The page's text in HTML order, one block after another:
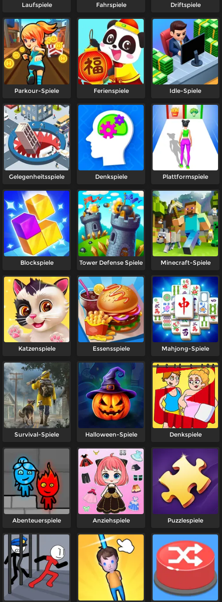
Laufspiele Fahrspiele Driftspiele
Parkour-Spiele Ferienspiele Idle-Spiele
Gelegenheitsspiele Denkspiele Plattformspiele
Blockspiele Tower Defense Spiele Minecraft-Spiele
Katzenspiele Essensspiele Mahjong-Spiele
Survival-Spiele Halloween-Spiele Denkspiele
Abenteuerspiele Anziehspiele Puzzlespiele